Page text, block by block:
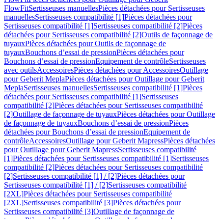
FlowFitSertisseuses manuellesPièces détachées pour Sertisseuses
manuellesSertisseuses compatibilité [1]Pièces détachées pour
Sertisseuses compatibilité [1]Sertisseuses compatibilité [2]Pièces
détachées pour Sertisseuses compatibilité [2]Outils de façonnage de
tuyauxPièces détachées pour Outils de façonnage de
tuyauxBouchons d’essai de pressionPièces détachées pour
Bouchons d’essai de pressionEquipement de contrôleSertisseuses
avec outilsAccessoiresPièces détachées pour AccessoiresOutillage
pour Geberit MeplaPièces détachées pour Outillage pour Geberit
MeplaSertisseuses manuellesSertisseuses compatibilité [1]Pièces
détachées pour Sertisseuses compatibilité [1]Sertisseuses
compatibilité [2]Pièces détachées pour Sertisseuses compatibilité
[2]Outillage de façonnage de tuyauxPièces détachées pour Outillage
de façonnage de tuyauxBouchons d’essai de pressionPièces
détachées pour Bouchons d’essai de pressionEquipement de
contrôleAccessoiresOutillage pour Geberit MapressPièces détachées
pour Outillage pour Geberit MapressSertisseuses compatibilité
[1]Pièces détachées pour Sertisseuses compatibilité [1]Sertisseuses
compatibilité [2]Pièces détachées pour Sertisseuses compatibilité
[2]Sertisseuses compatibilité [1] / [2]Pièces détachées pour
Sertisseuses compatibilité [1] / [2]Sertisseuses compatibilité
[2XL]Pièces détachées pour Sertisseuses compatibilité
[2XL]Sertisseuses compatibilité [3]Pièces détachées pour
Sertisseuses compatibilité [3]Outillage de façonnage de